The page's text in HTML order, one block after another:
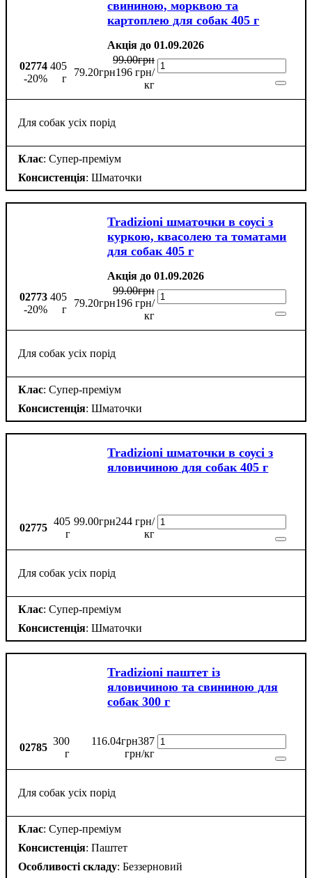
свининою, морквою та
картоплею для собак 405 г
Акція до 01.09.2026
02774
-20%
405
г
99.00грн
79.20грн196 грн/
кг
Для собак усіх порід
Клас: Супер-преміум
Консистенція: Шматочки
Tradizioni шматочки в соусі з
куркою, квасолею та томатами
для собак 405 г
Акція до 01.09.2026
02773
-20%
405
г
99.00грн
79.20грн196 грн/
кг
Для собак усіх порід
Клас: Супер-преміум
Консистенція: Шматочки
Tradizioni шматочки в соусі з
яловичиною для собак 405 г
02775
405
г
99.00грн244 грн/
кг
Для собак усіх порід
Клас: Супер-преміум
Консистенція: Шматочки
Tradizioni паштет із
яловичиною та свининою для
собак 300 г
02785
300
г
116.04грн387
грн/кг
Для собак усіх порід
Клас: Супер-преміум
Консистенція: Паштет
Особливості складу: Беззерновий